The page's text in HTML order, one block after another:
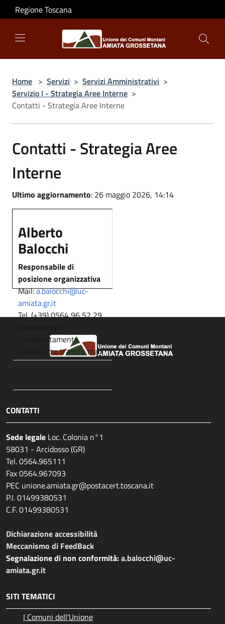
Salta al contenuto principale
Regione Toscana
Home > Servizi > Servizi Amministrativi >
Servizio I - Strategia Aree Interne >
Contatti - Strategia Aree Interne
Contatti - Strategia Aree
Interne
Ultimo aggiornamento: 26 maggio 2026, 14:14
Alberto
Balocchi
Responsabile di
posizione organizzativa
Mail:a.balocchi@uc-
amiata.gr.it
Tel. (+39) 0564 96 52 29
su appuntamento
telefonico o tramite mail
CONTATTI
Sede legale Loc. Colonia n°1
58031 - Arcidosso (GR)
Tel. 0564.965111
Fax 0564.967093
PEC unione.amiata.gr@postacert.toscana.it
P.I. 01499380531
C.F. 01499380531
Dichiarazione accessibilità
Meccanismo di FeedBack
Segnalazione di non conformità:a.balocchi@uc-
amiata.gr.it
SITI TEMATICI
I Comuni dell'Unione